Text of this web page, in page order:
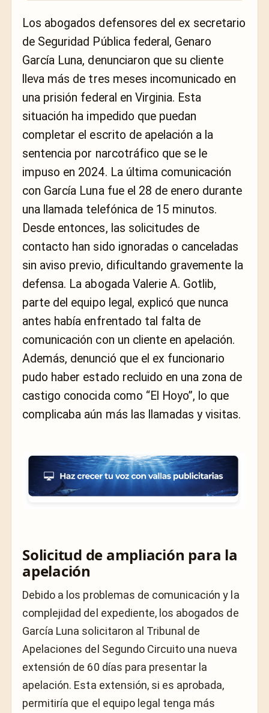
Los abogados defensores del ex secretario
de Seguridad Pública federal, Genaro
García Luna, denunciaron que su cliente
lleva más de tres meses incomunicado en
una prisión federal en Virginia. Esta
situación ha impedido que puedan
completar el escrito de apelación a la
sentencia por narcotráfico que se le
impuso en 2024. La última comunicación
con García Luna fue el 28 de enero durante
una llamada telefónica de 15 minutos.
Desde entonces, las solicitudes de
contacto han sido ignoradas o canceladas
sin aviso previo, dificultando gravemente la
defensa. La abogada Valerie A. Gotlib,
parte del equipo legal, explicó que nunca
antes había enfrentado tal falta de
comunicación con un cliente en apelación.
Además, denunció que el ex funcionario
pudo haber estado recluido en una zona de
castigo conocida como “El Hoyo”, lo que
complicaba aún más las llamadas y visitas.
Solicitud de ampliación para la
apelación
Debido a los problemas de comunicación y la
complejidad del expediente, los abogados de
García Luna solicitaron al Tribunal de
Apelaciones del Segundo Circuito una nueva
extensión de 60 días para presentar la
apelación. Esta extensión, si es aprobada,
permitiría que el equipo legal tenga más